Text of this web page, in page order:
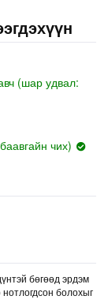
(шар удвал:
чих)
бөгөөд эрдэм
болохыг